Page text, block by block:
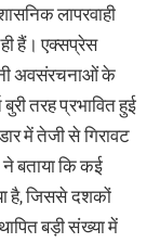
लापरवाही
हैं। एक्सप्रेस
अवसंरचनाओं के
तरह प्रभावित हुई
में तेजी से गिरावट
बताया कि कई
है, जिससे दशकों
बड़ी संख्या में